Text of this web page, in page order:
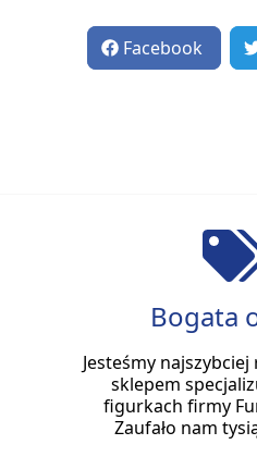
Facebook
Bogata
Jesteśmy
sklepem
figurkach firmy
Zaufało nam